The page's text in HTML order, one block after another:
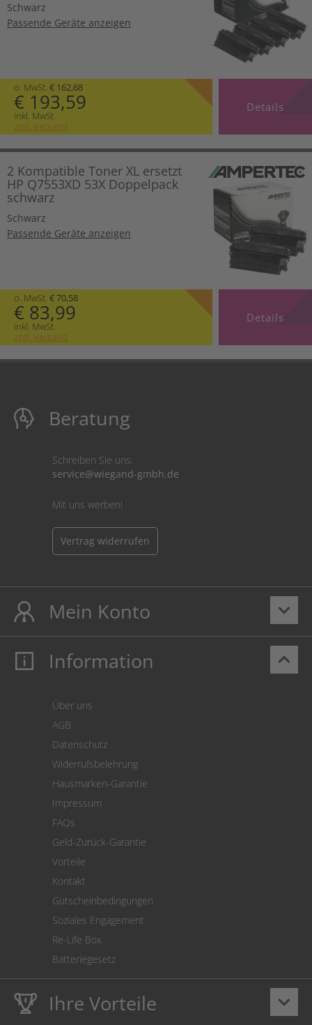
Schwarz
Passende Geräte anzeigen
o. MwSt. € 162,68
€ 193,59
inkl. MwSt.
zzgl. Versand
Details
2 Kompatible Toner XL ersetzt
HP Q7553XD 53X Doppelpack
schwarz
Schwarz
Passende Geräte anzeigen
o. MwSt. € 70,58
€ 83,99
inkl. MwSt.
zzgl. Versand
Details
Beratung
Schreiben Sie uns:
service@wiegand-gmbh.de
Mit uns werben!
Vertrag widerrufen
keyboard_arrow_down
Mein Konto
Mein Konto
Cookie Einstellungen
keyboard_arrow_up
Information
Über uns
AGB
Datenschutz
Widerrufsbelehrung
Hausmarken-Garantie
Impressum
FAQs
Geld-Zurück-Garantie
Vorteile
Kontakt
Gutscheinbedingungen
Soziales Engagement
Re-Life Box
Batteriegesetz
keyboard_arrow_down
Ihre Vorteile